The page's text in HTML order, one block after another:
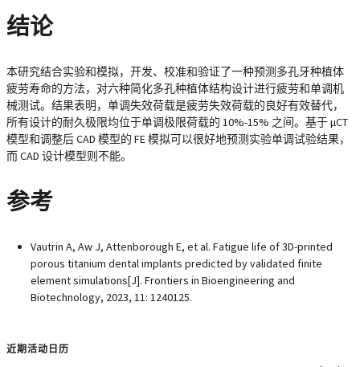
结论
本研究结合实验和模拟，开发、校准和验证了一种预测多孔牙种植体
疲劳寿命的方法，对六种简化多孔种植体结构设计进行疲劳和单调机
械测试。结果表明，单调失效荷载是疲劳失效荷载的良好有效替代，
所有设计的耐久极限均位于单调极限荷载的 10%-15% 之间。基于 µCT
模型和调整后 CAD 模型的 FE 模拟可以很好地预测实验单调试验结果，
而 CAD 设计模型则不能。
参考
Vautrin A, Aw J, Attenborough E, et al. Fatigue life of 3D-printed
porous titanium dental implants predicted by validated finite
element simulations[J]. Frontiers in Bioengineering and
Biotechnology, 2023, 11: 1240125.
近期活动日历